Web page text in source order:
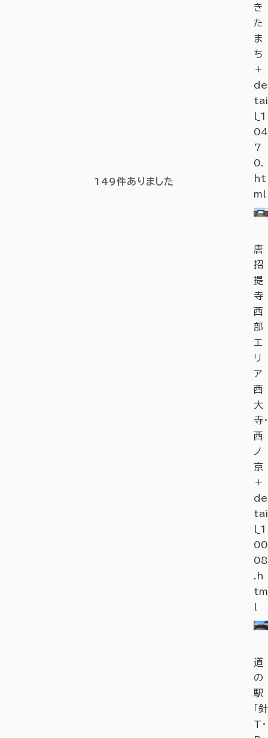
149件ありました
き
た
ま
ち
＋
de
tai
l_1
04
7
0.
ht
ml
唐
招
提
寺
西
部
エ
リ
ア
西
大
寺・
西
ノ
京
＋
de
tai
l_1
00
08
.h
tm
道
の
駅
「針
T・